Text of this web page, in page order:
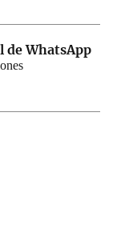
de WhatsApp